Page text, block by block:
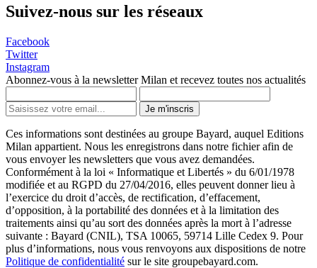
Suivez-nous sur les réseaux
Facebook
Twitter
Instagram
Abonnez-vous à la newsletter Milan et recevez toutes nos actualités
Je m'inscris
Ces informations sont destinées au groupe Bayard, auquel Editions
Milan appartient. Nous les enregistrons dans notre fichier afin de
vous envoyer les newsletters que vous avez demandées.
Conformément à la loi « Informatique et Libertés » du 6/01/1978
modifiée et au RGPD du 27/04/2016, elles peuvent donner lieu à
l’exercice du droit d’accès, de rectification, d’effacement,
d’opposition, à la portabilité des données et à la limitation des
traitements ainsi qu’au sort des données après la mort à l’adresse
suivante : Bayard (CNIL), TSA 10065, 59714 Lille Cedex 9. Pour
plus d’informations, nous vous renvoyons aux dispositions de notre
Politique de confidentialité sur le site groupebayard.com.